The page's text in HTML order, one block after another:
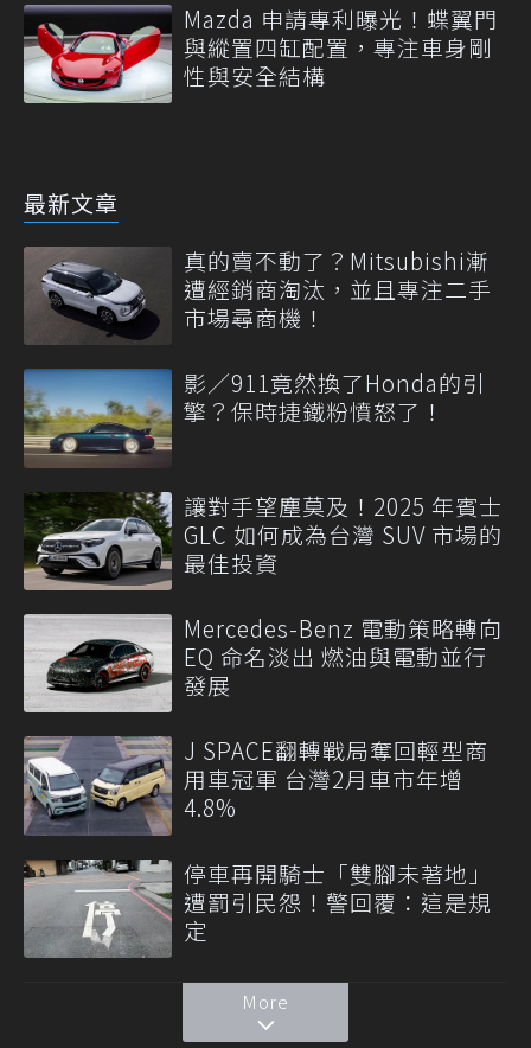
Mazda 申請專利曝光！蝶翼門
與縱置四缸配置，專注車身剛
性與安全結構
最新文章
真的賣不動了？Mitsubishi漸
遭經銷商淘汰，並且專注二手
市場尋商機！
影／911竟然換了Honda的引
擎？保時捷鐵粉憤怒了！
讓對手望塵莫及！2025 年賓士
GLC 如何成為台灣 SUV 市場的
最佳投資
Mercedes-Benz 電動策略轉向
EQ 命名淡出 燃油與電動並行
發展
J SPACE翻轉戰局奪回輕型商
用車冠軍 台灣2月車市年增
4.8%
停車再開騎士「雙腳未著地」
遭罰引民怨！警回覆：這是規
定
More